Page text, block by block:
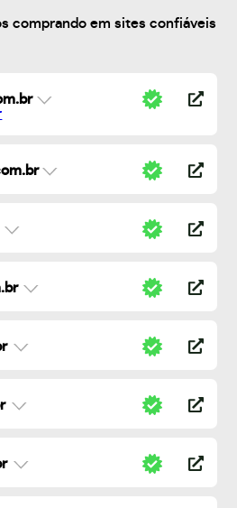
comprando em sites confiáveis